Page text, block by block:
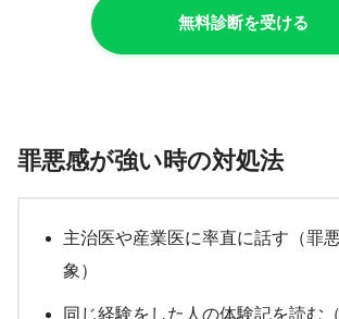
無料診断を受ける
罪悪感が強い時の対処法
主治医や産業医に率直に話す（罪
象）
同じ経験をした人の体験記を読む